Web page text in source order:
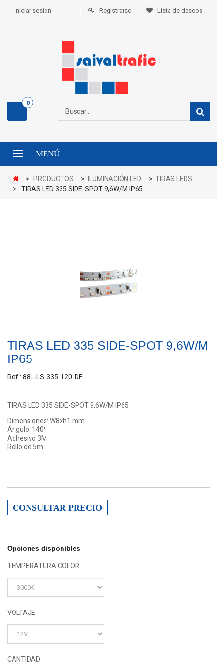
Registrarse Lista de deseos
Iniciar sesión
0
Menú MENÚ
> PRODUCTOS > ILUMINACIÓN LED > TIRAS LEDS
>
TIRAS LED 335 SIDE-SPOT 9,6W/M IP65
TIRAS LED 335 SIDE-SPOT 9,6W/M
IP65
Ref.: 88L-LS-335-120-DF
TIRAS LED 335 SIDE-SPOT 9,6W/M IP65
Dimensiones: W8xh1 mm
Ángulo: 140º
Adhesivo 3M
Rollo de 5m
CONSULTAR PRECIO
Opciones disponibles
TEMPERATURA COLOR
VOLTAJE
CANTIDAD